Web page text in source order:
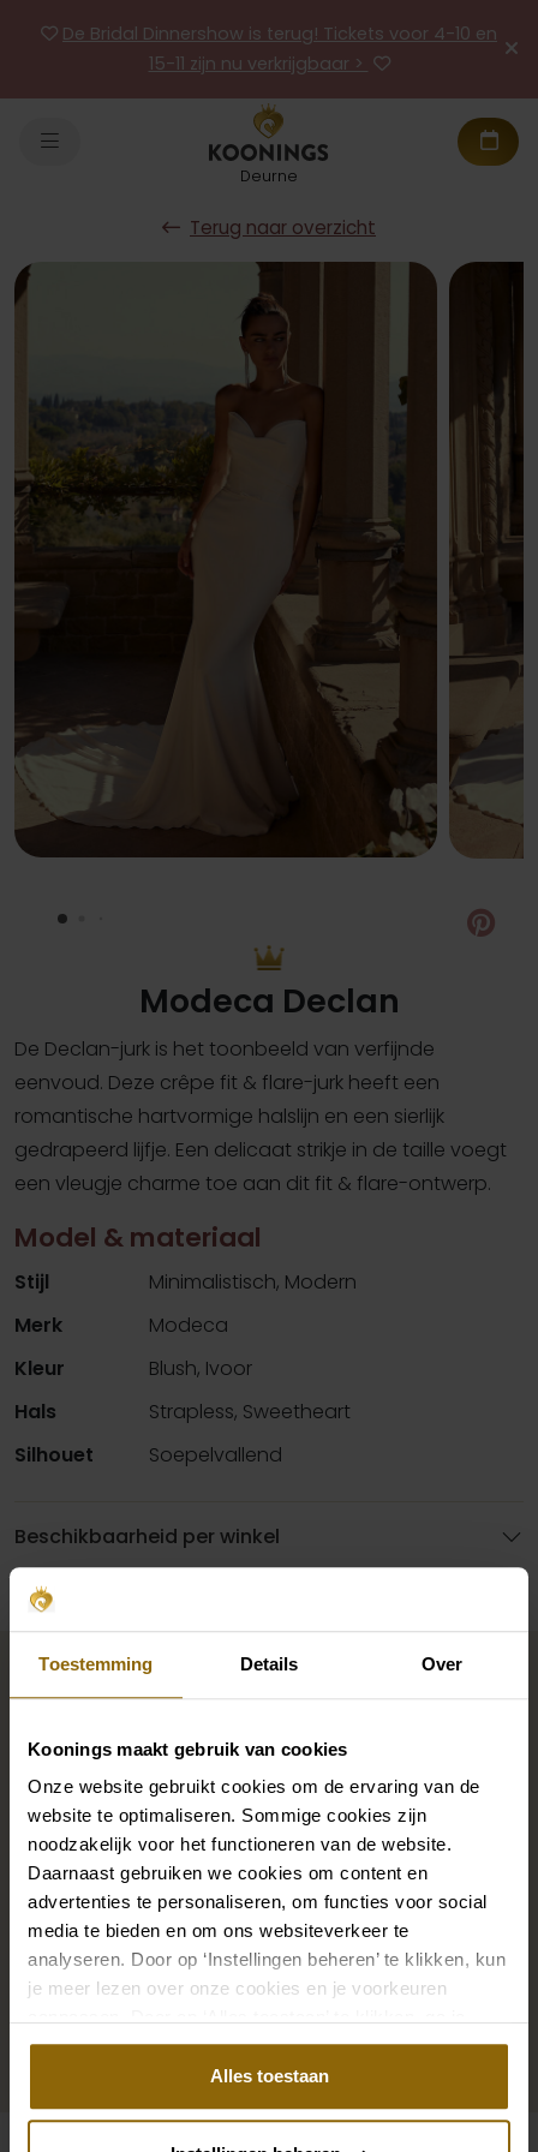
Toestemming Details Over
Koonings maakt gebruik van cookies
Onze website gebruikt cookies om de ervaring van de
website te optimaliseren. Sommige cookies zijn
noodzakelijk voor het functioneren van de website.
Daarnaast gebruiken we cookies om content en
advertenties te personaliseren, om functies voor social
media te bieden en om ons websiteverkeer te
analyseren. Door op ‘Instellingen beheren’ te klikken, kun
je meer lezen over onze cookies en je voorkeuren
akkoord met het gebruik van alle cookies.
Alles toestaan
De Bridal Dinnershow is terug! Tickets voor 4-10 en
15-11 zijn nu verkrijgbaar >
Deurne
Terug naar overzicht
Modeca Declan
De Declan-jurk is het toonbeeld van verfijnde
eenvoud. Deze crêpe fit & flare-jurk heeft een
romantische hartvormige halslijn en een sierlijk
gedrapeerd lijfje. Een delicaat strikje in de taille voegt
een vleugje charme toe aan dit fit & flare-ontwerp.
Model & materiaal
Stijl
Minimalistisch, Modern
Merk
Modeca
Kleur
Blush, Ivoor
Hals
Strapless, Sweetheart
Silhouet
Soepelvallend
Beschikbaarheid per winkel
Maak jouw bridallook
compleet
De perfecte trouwschoenen voor onder je trouwjurk,
maar ook kettingen, armbanden en oorbellen die
precies bij je bruidsjurk passen of een prachtige sluier,
haarband of haarspeld voor je bruidskapsel: jouw
bruidslook is pas af met bijpassende accessoires. Met
onze grote accessoire winkel met accessoires voor
bruid en bruidegom vind je de perfecte match met
jouw jurk of trouwkostuum.
Ga naar accessoires